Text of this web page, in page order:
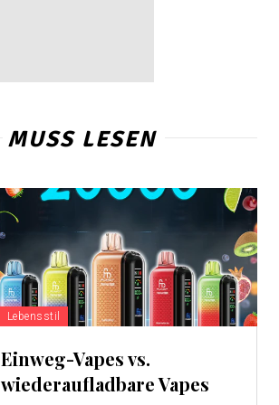
MUSS LESEN
Lebensstil
Einweg-Vapes vs.
wiederaufladbare Vapes